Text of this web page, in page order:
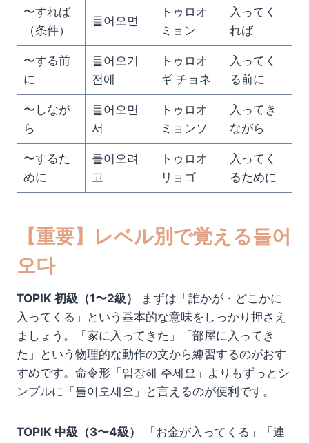
〜すれば
（条件）
들어오면
トゥロオ
ミョン
入ってく
れば
〜する前
に
들어오기
전에
トゥロオ
ギ チョネ
入ってく
る前に
〜しなが
ら
들어오면
서
トゥロオ
ミョンソ
入ってき
ながら
〜するた
めに
들어오려
고
トゥロオ
リョゴ
入ってく
るために
【重要】レベル別で覚える들어
오다
TOPIK 初級（1〜2級）
まずは「誰かが・どこかに
入ってくる」という基本的な意味をしっかり押さえ
ましょう。「家に入ってきた」「部屋に入ってき
た」という物理的な動作の文から練習するのがおす
すめです。命令形「입장해 주세요」よりもずっとシ
ンプルに「들어오세요」と言えるのが便利です。
TOPIK 中級（3〜4級）
「お金が入ってくる」「連